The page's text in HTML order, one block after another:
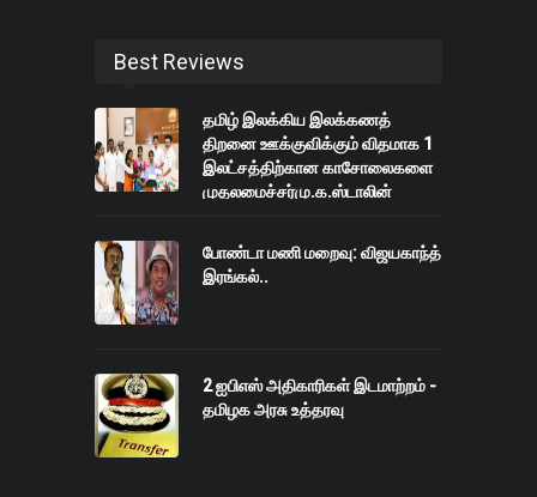
Best Reviews
தமிழ் இலக்கிய இலக்கணத்
திறனை ஊக்குவிக்கும் விதமாக 1
இலட்சத்திற்கான காசோலைகளை
முதலமைச்சர்மு.க.ஸ்டாலின்
போண்டா மணி மறைவு: விஜயகாந்த்
இரங்கல்..
2 ஐபிஎஸ் அதிகாரிகள் இடமாற்றம் -
தமிழக அரசு உத்தரவு